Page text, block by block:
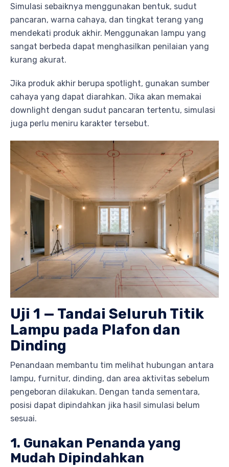
Simulasi sebaiknya menggunakan bentuk, sudut
pancaran, warna cahaya, dan tingkat terang yang
mendekati produk akhir. Menggunakan lampu yang
sangat berbeda dapat menghasilkan penilaian yang
kurang akurat.
Jika produk akhir berupa spotlight, gunakan sumber
cahaya yang dapat diarahkan. Jika akan memakai
downlight dengan sudut pancaran tertentu, simulasi
juga perlu meniru karakter tersebut.
Uji 1 — Tandai Seluruh Titik
Lampu pada Plafon dan
Dinding
Penandaan membantu tim melihat hubungan antara
lampu, furnitur, dinding, dan area aktivitas sebelum
pengeboran dilakukan. Dengan tanda sementara,
posisi dapat dipindahkan jika hasil simulasi belum
sesuai.
1. Gunakan Penanda yang
Mudah Dipindahkan